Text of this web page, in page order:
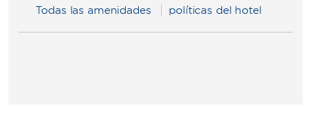
Todas las amenidades políticas del hotel